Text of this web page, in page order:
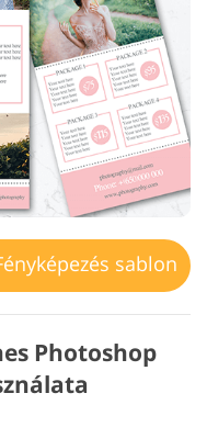
sablon
Photoshop